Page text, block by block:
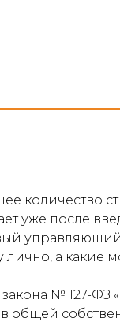
количество
уже после
а какие
№ 127-ФЗ
общей